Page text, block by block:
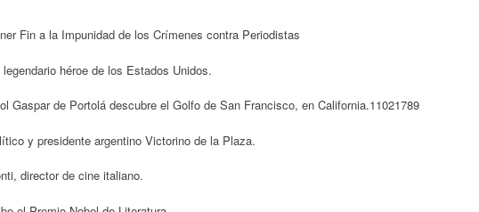
Fin a la Impunidad de los Crímenes contra Periodistas
héroe de los Estados Unidos.
Gaspar de Portolá descubre el Golfo de San Francisco, en California.11021789
y presidente argentino Victorino de la Plaza.
director de cine italiano.